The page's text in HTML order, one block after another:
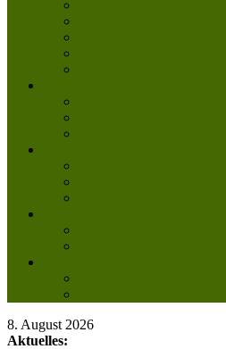
8. August 2026
Aktuelles: